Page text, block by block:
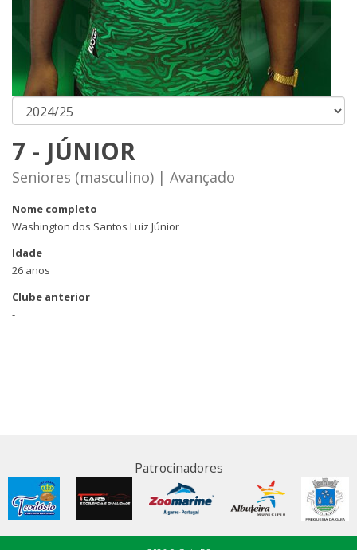
7 - JÚNIOR
Seniores (masculino) | Avançado
Nome completo
Washington dos Santos Luiz Júnior
Idade
26 anos
Clube anterior
-
Patrocinadores